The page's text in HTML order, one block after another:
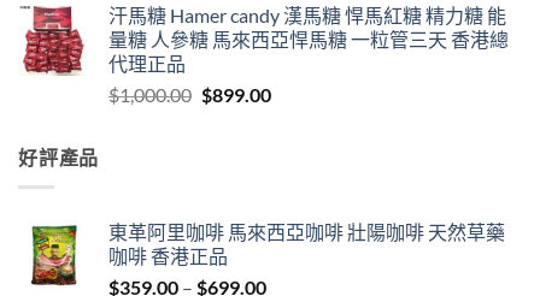
汗馬糖 Hamer candy 漢馬糖 悍馬紅糖 精力糖 能
量糖 人參糖 馬來西亞悍馬糖 一粒管三天 香港總
代理正品
$1,000.00 Original
$899.00Current
好評產品
東革阿里咖啡 馬來西亞咖啡 壯陽咖啡 天然草藥
咖啡 香港正品
$359.00 – $699.00Price